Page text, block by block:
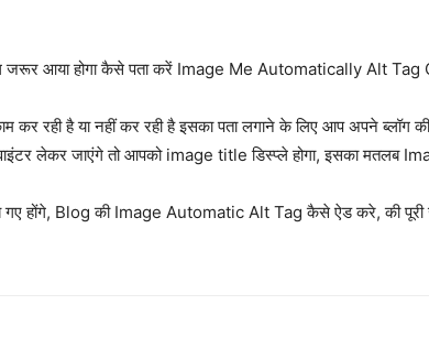
जरूर आया होगा कैसे पता करें Image Me Automatically Alt Tag
काम कर रही है या नहीं कर रही है इसका पता लगाने के लिए आप अपने
लेकर जाएंगे तो आपको image title डिस्प्ले होगा, इसका
होंगे, Blog की Image Automatic Alt Tag कैसे ऐड करे, की पूरी